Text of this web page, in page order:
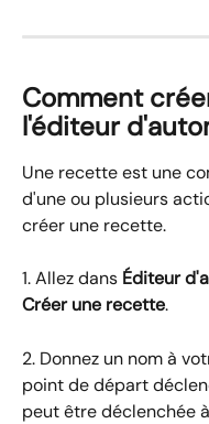
Comment
l'éditeur
Une recette est une
d'une ou plusieurs
créer une recette.
1. Allez dans Éditeur
Créer une recette.
2. Donnez un nom à
point de départ
peut être déclenchée